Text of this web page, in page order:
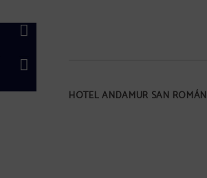
HOTEL ANDAMUR SAN ROMÁN